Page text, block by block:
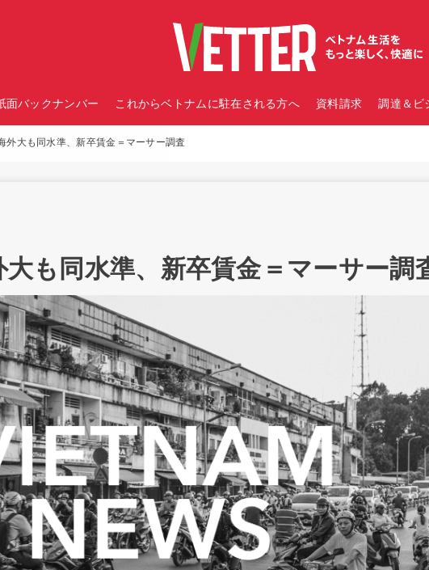
面バックナンバー これからベトナムに駐在される方へ 資料請求 調達＆ビ
外大も同水準、新卒賃金＝マーサー調査
大も同水準、新卒賃金＝マーサー調